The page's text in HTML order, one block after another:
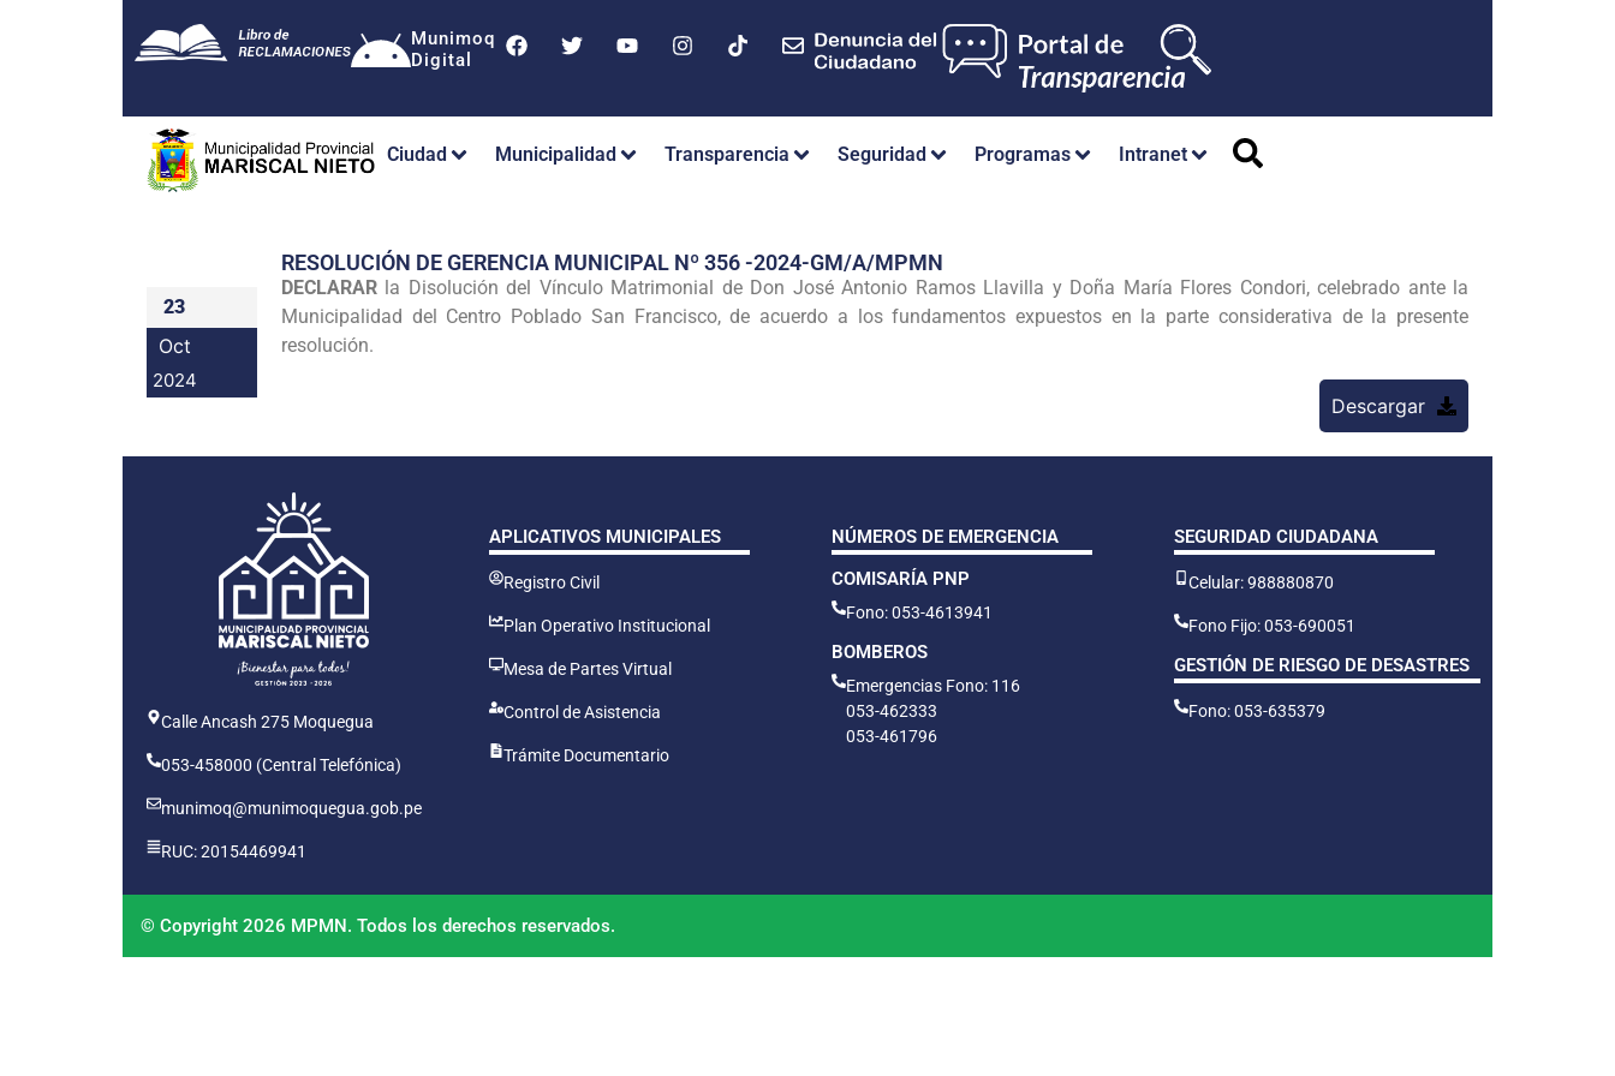
Munimoq
Digital
Ciudad Municipalidad Transparencia Seguridad Programas Intranet
23
Oct
2024
RESOLUCIÓN DE GERENCIA MUNICIPAL Nº 356 -2024-GM/A/MPMN
DECLARAR la Disolución del Vínculo Matrimonial de Don José Antonio Ramos Llavilla y Doña María Flores Condori, celebrado ante la
Municipalidad del Centro Poblado San Francisco, de acuerdo a los fundamentos expuestos en la parte considerativa de la presente
resolución.
Descargar
Calle Ancash 275 Moquegua
053-458000 (Central Telefónica)
munimoq@munimoquegua.gob.pe
RUC: 20154469941
APLICATIVOS MUNICIPALES
Registro Civil
Plan Operativo Institucional
Mesa de Partes Virtual
Control de Asistencia
Trámite Documentario
NÚMEROS DE EMERGENCIA
COMISARÍA PNP
Fono: 053-4613941
BOMBEROS
Emergencias Fono: 116
053-462333
053-461796
SEGURIDAD CIUDADANA
Celular: 988880870
Fono Fijo: 053-690051
GESTIÓN DE RIESGO DE DESASTRES
Fono: 053-635379
© Copyright 2026 MPMN. Todos los derechos reservados.